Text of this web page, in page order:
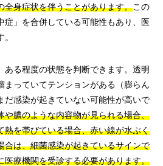
全身症状を伴うことがあります。この
症」を合併している可能性もあり、医
ある程度の状態を判断できます。透明
まっていてテンションがある（膨らん
だ感染が起きていない可能性が高いで
や膿のような内容物が見られる場合、
熱を帯びている場合、赤い線が水ぶく
合は、細菌感染が起きているサインで
医療機関を受診する必要があります。